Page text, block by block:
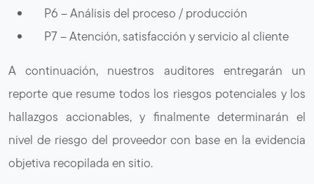
P6 – Análisis del proceso / producción
P7 – Atención, satisfacción y servicio al cliente
A continuación, nuestros auditores entregarán un
reporte que resume todos los riesgos potenciales y los
hallazgos accionables, y finalmente determinarán el
nivel de riesgo del proveedor con base en la evidencia
objetiva recopilada en sitio.